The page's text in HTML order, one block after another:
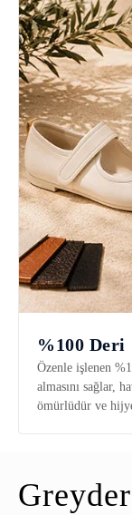
%100 Deri
Özenle işlenen
almasını sağlar,
ömürlüdür ve